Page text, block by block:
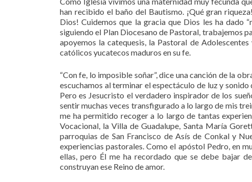
han recibido el baño del Bautismo. ¡Qué gran
Dios! Cuidemos que la gracia que Dios les ha dado
siguiendo el Plan Diocesano de Pastoral, trabajemos
apoyemos la catequesis, la Pastoral de
católicos yucatecos maduros en su fe.
“Con fe, lo imposible soñar”, dice una canción de la
escuchamos al terminar el espectáculo de luz y
Pero es Jesucristo el verdadero inspirador de los
sentir muchas veces transfigurado a lo largo de mis
me ha permitido recoger a lo largo de tantas
Vocacional, la Villa de Guadalupe, Santa María
parroquias de San Francisco de Asís de Conkal y
experiencias pastorales. Como el apóstol Pedro, en
ellas, pero Él me ha recordado que se debe bajar
construyan ese Reino de amor.